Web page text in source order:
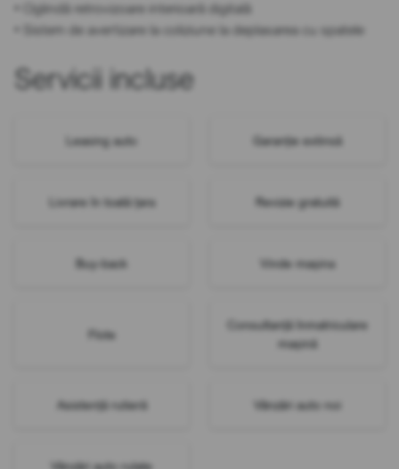
• Oglindă retrovizoare interioară digitală
• Sistem de avertizare la coliziune la deplasarea cu spatele
Servicii incluse
Leasing auto Garanție extinsă
Livrare în toată țara Revizie gratuită
Buy-back Vinde mașina
Flote
Consultanță înmatriculare
mașină
Asistență rutieră Vânzări auto noi